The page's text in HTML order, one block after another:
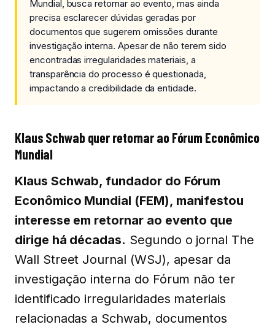
Mundial, busca retornar ao evento, mas ainda
precisa esclarecer dúvidas geradas por
documentos que sugerem omissões durante
investigação interna. Apesar de não terem sido
encontradas irregularidades materiais, a
transparência do processo é questionada,
impactando a credibilidade da entidade.
Klaus Schwab quer retornar ao Fórum Econômico
Mundial
Klaus Schwab, fundador do Fórum
Econômico Mundial (FEM), manifestou
interesse em retornar ao evento que
dirige há décadas. Segundo o jornal The
Wall Street Journal (WSJ), apesar da
investigação interna do Fórum não ter
identificado irregularidades materiais
relacionadas a Schwab, documentos